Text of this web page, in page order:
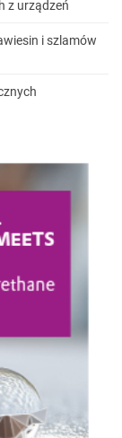
z urządzeń
i szlamów